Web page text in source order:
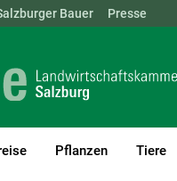
ÖSTERREICH BGLD KTN
Bauer Presse
Pflanzen Tiere